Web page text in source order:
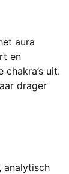
aura
en
uit.
drager
analytisch